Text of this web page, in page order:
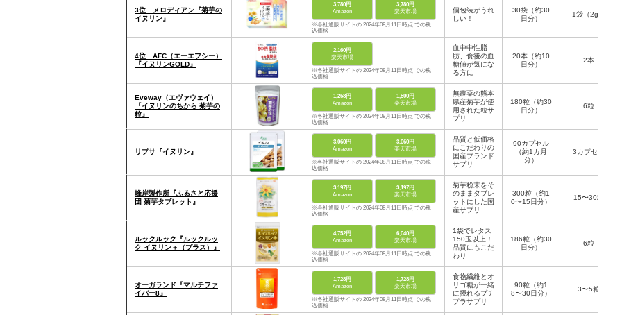
3位 メロディアン『菊芋の
イヌリン』
3,780円
Amazon
3,780円
楽天市場
※各社通販サイトの 2024年08月11日時点 での税
込価格
個包装がうれ
しい！
30袋（約30
日分）
1袋（2g）
4位 AFC（エーエフシー）
『イヌリンGOLD』
2,160円
楽天市場
※各社通販サイトの 2024年08月11日時点 での税
込価格
血中中性脂
肪、食後の血
糖値が気にな
る方に
20本（約10
日分）
2本
Eveway（エヴァウェイ）
『イヌリンのちから 菊芋の
粒』
1,268円
Amazon
1,500円
楽天市場
※各社通販サイトの 2024年08月11日時点 での税
込価格
無農薬の熊本
県産菊芋が使
用された粒サ
プリ
180粒（約30
日分）
6粒
リプサ『イヌリン』
3,060円
Amazon
3,060円
楽天市場
※各社通販サイトの 2024年08月11日時点 での税
込価格
品質と低価格
にこだわりの
国産ブランド
サプリ
90カプセル
（約1カ月
分）
3カプセル
峰岸製作所『ふるさと応援
団 菊芋タブレット』
3,197円
Amazon
3,197円
楽天市場
※各社通販サイトの 2024年08月11日時点 での税
込価格
菊芋粉末をそ
のままタブレ
ットにした国
産サプリ
300粒（約1
0〜15日分）
15〜30粒
ルックルック『ルックルッ
ク イヌリン＋（プラス）』
4,752円
Amazon
6,040円
楽天市場
※各社通販サイトの 2024年08月11日時点 での税
込価格
1袋でレタス
150玉以上！
品質にもこだ
わり
186粒（約30
日分）
6粒
オーガランド『マルチファ
イバー8』
1,728円
Amazon
1,728円
楽天市場
※各社通販サイトの 2024年08月11日時点 での税
込価格
食物繊維とオ
リゴ糖が一緒
に摂れるプチ
プラサプリ
90粒（約1
8〜30日分）
3〜5粒